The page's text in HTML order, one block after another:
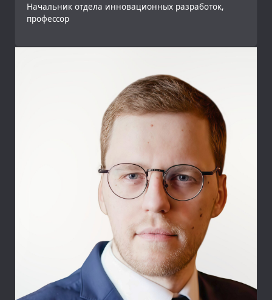
Начальник отдела инновационных разработок,
профессор